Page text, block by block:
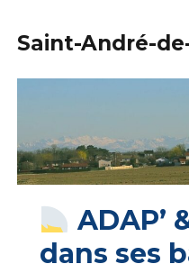
Saint-André-
ADAP’
dans ses